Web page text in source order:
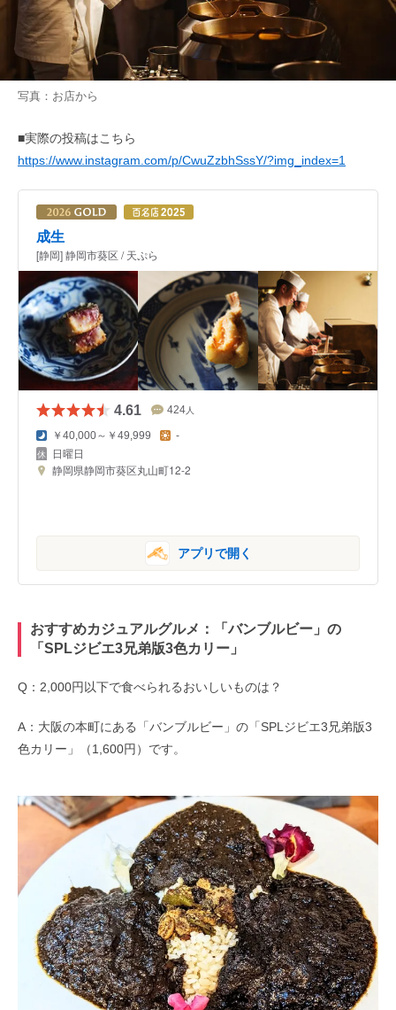
写真：お店から
■実際の投稿はこちら
https://www.instagram.com/p/CwuZzbhSssY/?img_index=1
成生
[静岡] 静岡市葵区 / 天ぷら
4.61 424 人
￥40,000～￥49,999 -
日曜日
静岡県静岡市葵区丸山町12-2
アプリで開く
おすすめカジュアルグルメ：「バンブルビー」の
「SPLジビエ3兄弟版3色カリー」
Q：2,000円以下で食べられるおいしいものは？
A：大阪の本町にある「バンブルビー」の「SPLジビエ3兄弟版3
色カリー」（1,600円）です。